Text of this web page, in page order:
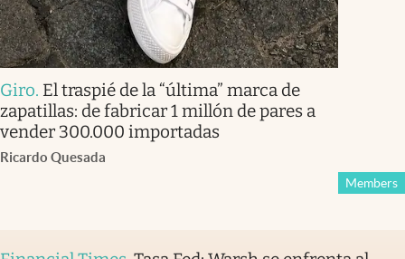
Giro. El traspié de la “última” marca de
zapatillas: de fabricar 1 millón de pares a
vender 300.000 importadas
Ricardo Quesada
Members